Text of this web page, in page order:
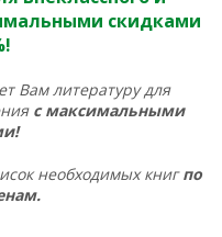
скидками
Вам литературу для
с максимальными
необходимых книгпо